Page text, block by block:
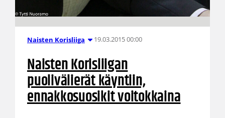
Naisten Korisliiga 19.03.2015 00:00
Naisten Korisliigan
puolivälierät käyntiin,
ennakkosuosikit voitokkaina